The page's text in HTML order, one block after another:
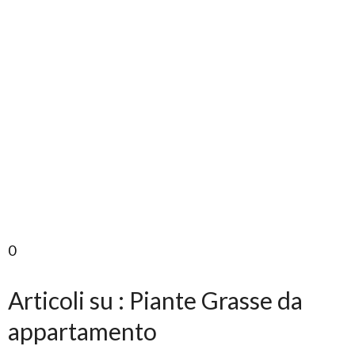
0
Articoli su : Piante Grasse da
appartamento